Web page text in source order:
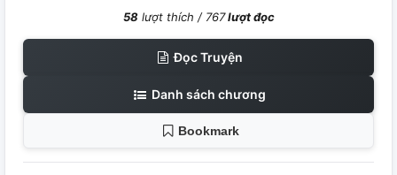
58lượt thích / 767lượt đọc
Đọc Truyện
Danh sách chương
Bookmark